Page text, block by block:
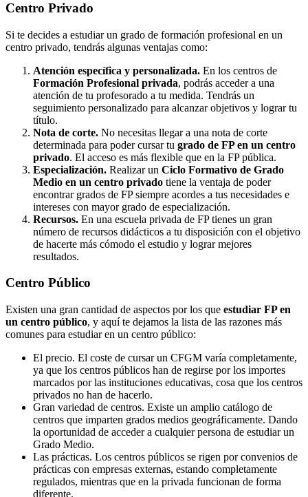
Centro Privado
Si te decides a estudiar un grado de formación profesional en un
centro privado, tendrás algunas ventajas como:
Atención específica y personalizada. En los centros de
Formación Profesional privada, podrás acceder a una
atención de tu profesorado a tu medida. Tendrás un
seguimiento personalizado para alcanzar objetivos y lograr tu
título.
Nota de corte. No necesitas llegar a una nota de corte
determinada para poder cursar tu grado de FP en un centro
privado. El acceso es más flexible que en la FP pública.
Especialización. Realizar un Ciclo Formativo de Grado
Medio en un centro privado tiene la ventaja de poder
encontrar grados de FP siempre acordes a tus necesidades e
intereses con mayor grado de especialización.
Recursos. En una escuela privada de FP tienes un gran
número de recursos didácticos a tu disposición con el objetivo
de hacerte más cómodo el estudio y lograr mejores
resultados.
Centro Público
Existen una gran cantidad de aspectos por los que estudiar FP en
un centro público, y aquí te dejamos la lista de las razones más
comunes para estudiar en un centro público:
El precio. El coste de cursar un CFGM varía completamente,
ya que los centros públicos han de regirse por los importes
marcados por las instituciones educativas, cosa que los centros
privados no han de hacerlo.
Gran variedad de centros. Existe un amplio catálogo de
centros que imparten grados medios geográficamente. Dando
la oportunidad de acceder a cualquier persona de estudiar un
Grado Medio.
Las prácticas. Los centros públicos se rigen por convenios de
prácticas con empresas externas, estando completamente
regulados, mientras que en la privada funcionan de forma
diferente.